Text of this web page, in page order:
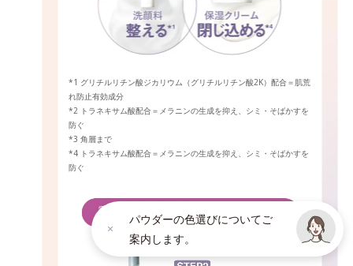
*1 グリチルリチン酸ジカリウム（グリチルリチン酸2K）配合＝肌荒
れ防止有効成分
*2 トラネキサム酸配合＝メラニンの生成を抑え、シミ・そばかすを
防ぐ
*3 角層まで
*4 トラネキサム酸配合＝メラニンの生成を抑え、シミ・そばかすを
防ぐ
パウダーの色選びについてご
案内します。